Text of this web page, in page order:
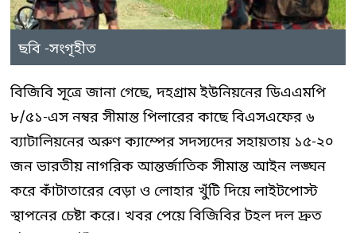
ছবি -সংগৃহীত
বিজিবি সূত্রে জানা গেছে, দহগ্রাম ইউনিয়নের ডিএএমপি
৮/৫১-এস নম্বর সীমান্ত পিলারের কাছে বিএসএফের ৬
ব্যাটালিয়নের অরুণ ক্যাম্পের সদস্যদের সহায়তায় ১৫-২০
জন ভারতীয় নাগরিক আন্তর্জাতিক সীমান্ত আইন লঙ্ঘন
করে কাঁটাতারের বেড়া ও লোহার খুঁটি দিয়ে লাইটপোস্ট
স্থাপনের চেষ্টা করে। খবর পেয়ে বিজিবির টহল দল দ্রুত